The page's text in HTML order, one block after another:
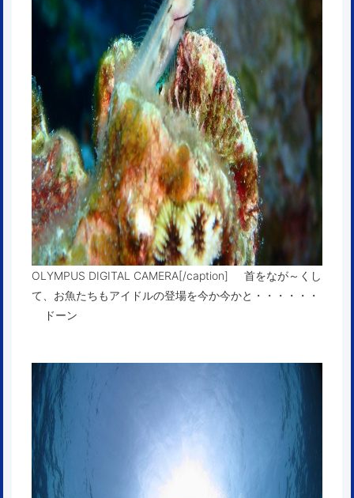
OLYMPUS DIGITAL CAMERA[/caption] 首をなが～くし
て、お魚たちもアイドルの登場を今か今かと・・・・・・
ドーン